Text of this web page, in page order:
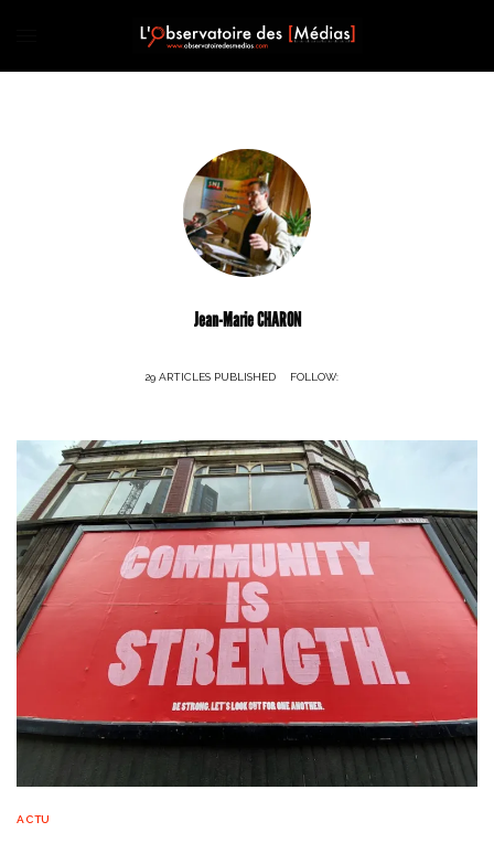
Jean-Marie CHARON
29 ARTICLES PUBLISHED FOLLOW:
ACTU